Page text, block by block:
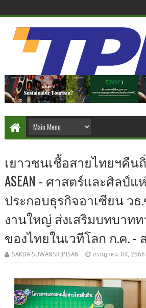
เยาวชนเชื้อสายไทยฯคืนถิ่น
ASEAN - ศาสตร์และศิลป์
ประกอบธุรกิจอาเซียน วธ
งานใหญ่ ส่งเสริมบทบาท
ของไทยในเวทีโลก ก.ค. -
SAKDA SUWANSRIPISAN กรกฎาคม 04, 2566